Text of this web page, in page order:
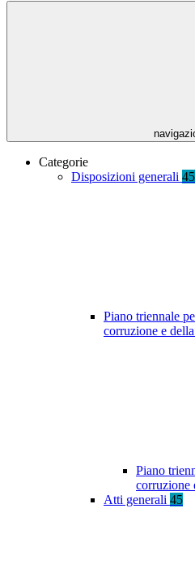
Categorie
Disposizioni generali 45
Piano triennale
corruzione e
Piano
corruzione
Atti generali 45